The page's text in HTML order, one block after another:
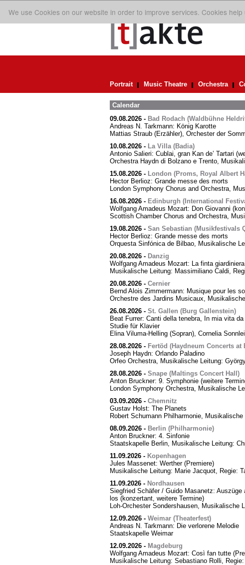
We use Cookies on our website in order to improve services. Cookies
Portrait Music Theatre Orchestra
Calendar
09.08.2026- Bad Rodach (Waldbühne
Andreas N. Tarkmann: König Karotte
Mattias Straub (Erzähler), Orchester der
10.08.2026- La Villa (Badia)
Antonio Salieri: Cublai, gran Kan de’ Tartari
Orchestra Haydn di Bolzano e Trento,
15.08.2026- London (Proms, Royal Albert
Hector Berlioz: Grande messe des morts
London Symphony Chorus and Orchestra,
16.08.2026- Edinburgh (International
Wolfgang Amadeus Mozart: Don Giovanni
Scottish Chamber Chorus and Orchestra,
19.08.2026- San Sebastian (Musikfestivals
Hector Berlioz: Grande messe des morts
Orquesta Sinfónica de Bilbao, Musikalische
20.08.2026- Danzig
Wolfgang Amadeus Mozart: La finta
Musikalische Leitung: Massimiliano Caldi,
20.08.2026- Cernier
Bernd Alois Zimmermann: Musique pour les
Orchestre des Jardins Musicaux,
26.08.2026- St. Gallen (Burg Gallenstein)
Beat Furrer: Canti della tenebra, In mia vita
Studie für Klavier
Elina Viluma-Helling (Sopran), Cornelia
28.08.2026- Fertöd (Haydneum Concerts at
Joseph Haydn: Orlando Paladino
Orfeo Orchestra, Musikalische Leitung:
28.08.2026- Snape (Maltings Concert Hall)
Anton Bruckner: 9. Symphonie (weitere
London Symphony Orchestra, Musikalische
03.09.2026- Chemnitz
Gustav Holst: The Planets
Robert Schumann Philharmonie,
08.09.2026- Berlin (Philharmonie)
Anton Bruckner: 4. Sinfonie
Staatskapelle Berlin, Musikalische Leitung:
11.09.2026- Kopenhagen
Jules Massenet: Werther (Premiere)
Musikalische Leitung: Marie Jacquot, Regie:
11.09.2026- Nordhausen
Siegfried Schäfer / Guido Masanetz: Auszüge
los (konzertant, weitere Termine)
Loh-Orchester Sondershausen, Musikalische
12.09.2026- Weimar (Theaterfest)
Andreas N. Tarkmann: Die verlorene Melodie
Staatskapelle Weimar
12.09.2026- Magdeburg
Wolfgang Amadeus Mozart: Così fan tutte
Musikalische Leitung: Sebastiano Rolli,